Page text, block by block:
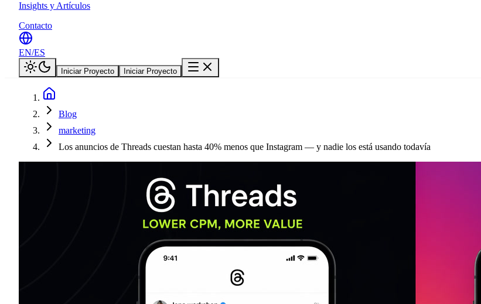
Insights y Artículos
Contacto
EN/ES
Iniciar Proyecto Iniciar Proyecto
Blog
marketing
Los anuncios de Threads cuestan hasta 40% menos que Instagram — y nadie los está usando todavía